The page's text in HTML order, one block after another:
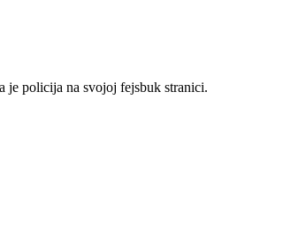
je policija na svojoj fejsbuk stranici.